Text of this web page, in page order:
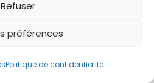
Refuser
préférences
Politique de confidentialité